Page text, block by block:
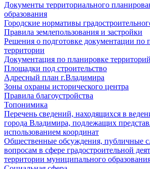
Документы территориального
образования
Городские нормативы
Правила землепользования и застройки
Решения о подготовке документации по
территории
Документация по планировке территорий
Площадки под строительство
Адресный план г.Владимира
Зоны охраны исторического центра
Правила благоустройства
Топонимика
Перечень сведений, находящихся в
города Владимира, подлежащих
использованием координат
Общественные обсуждения, публичные
вопросам в сфере градостроительной
территории муниципального